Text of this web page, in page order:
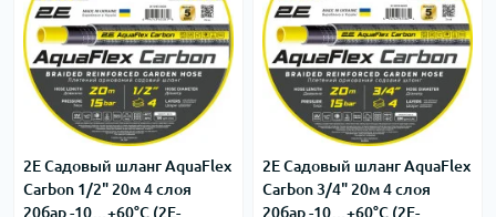
2E Садовый шланг AquaFlex
Carbon 1/2" 20м 4 слоя
20бар -10…+60°C (2E-
2E Садовый шланг AquaFlex
Carbon 3/4" 20м 4 слоя
20бар -10…+60°C (2E-